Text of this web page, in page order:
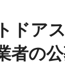
ドア
者の